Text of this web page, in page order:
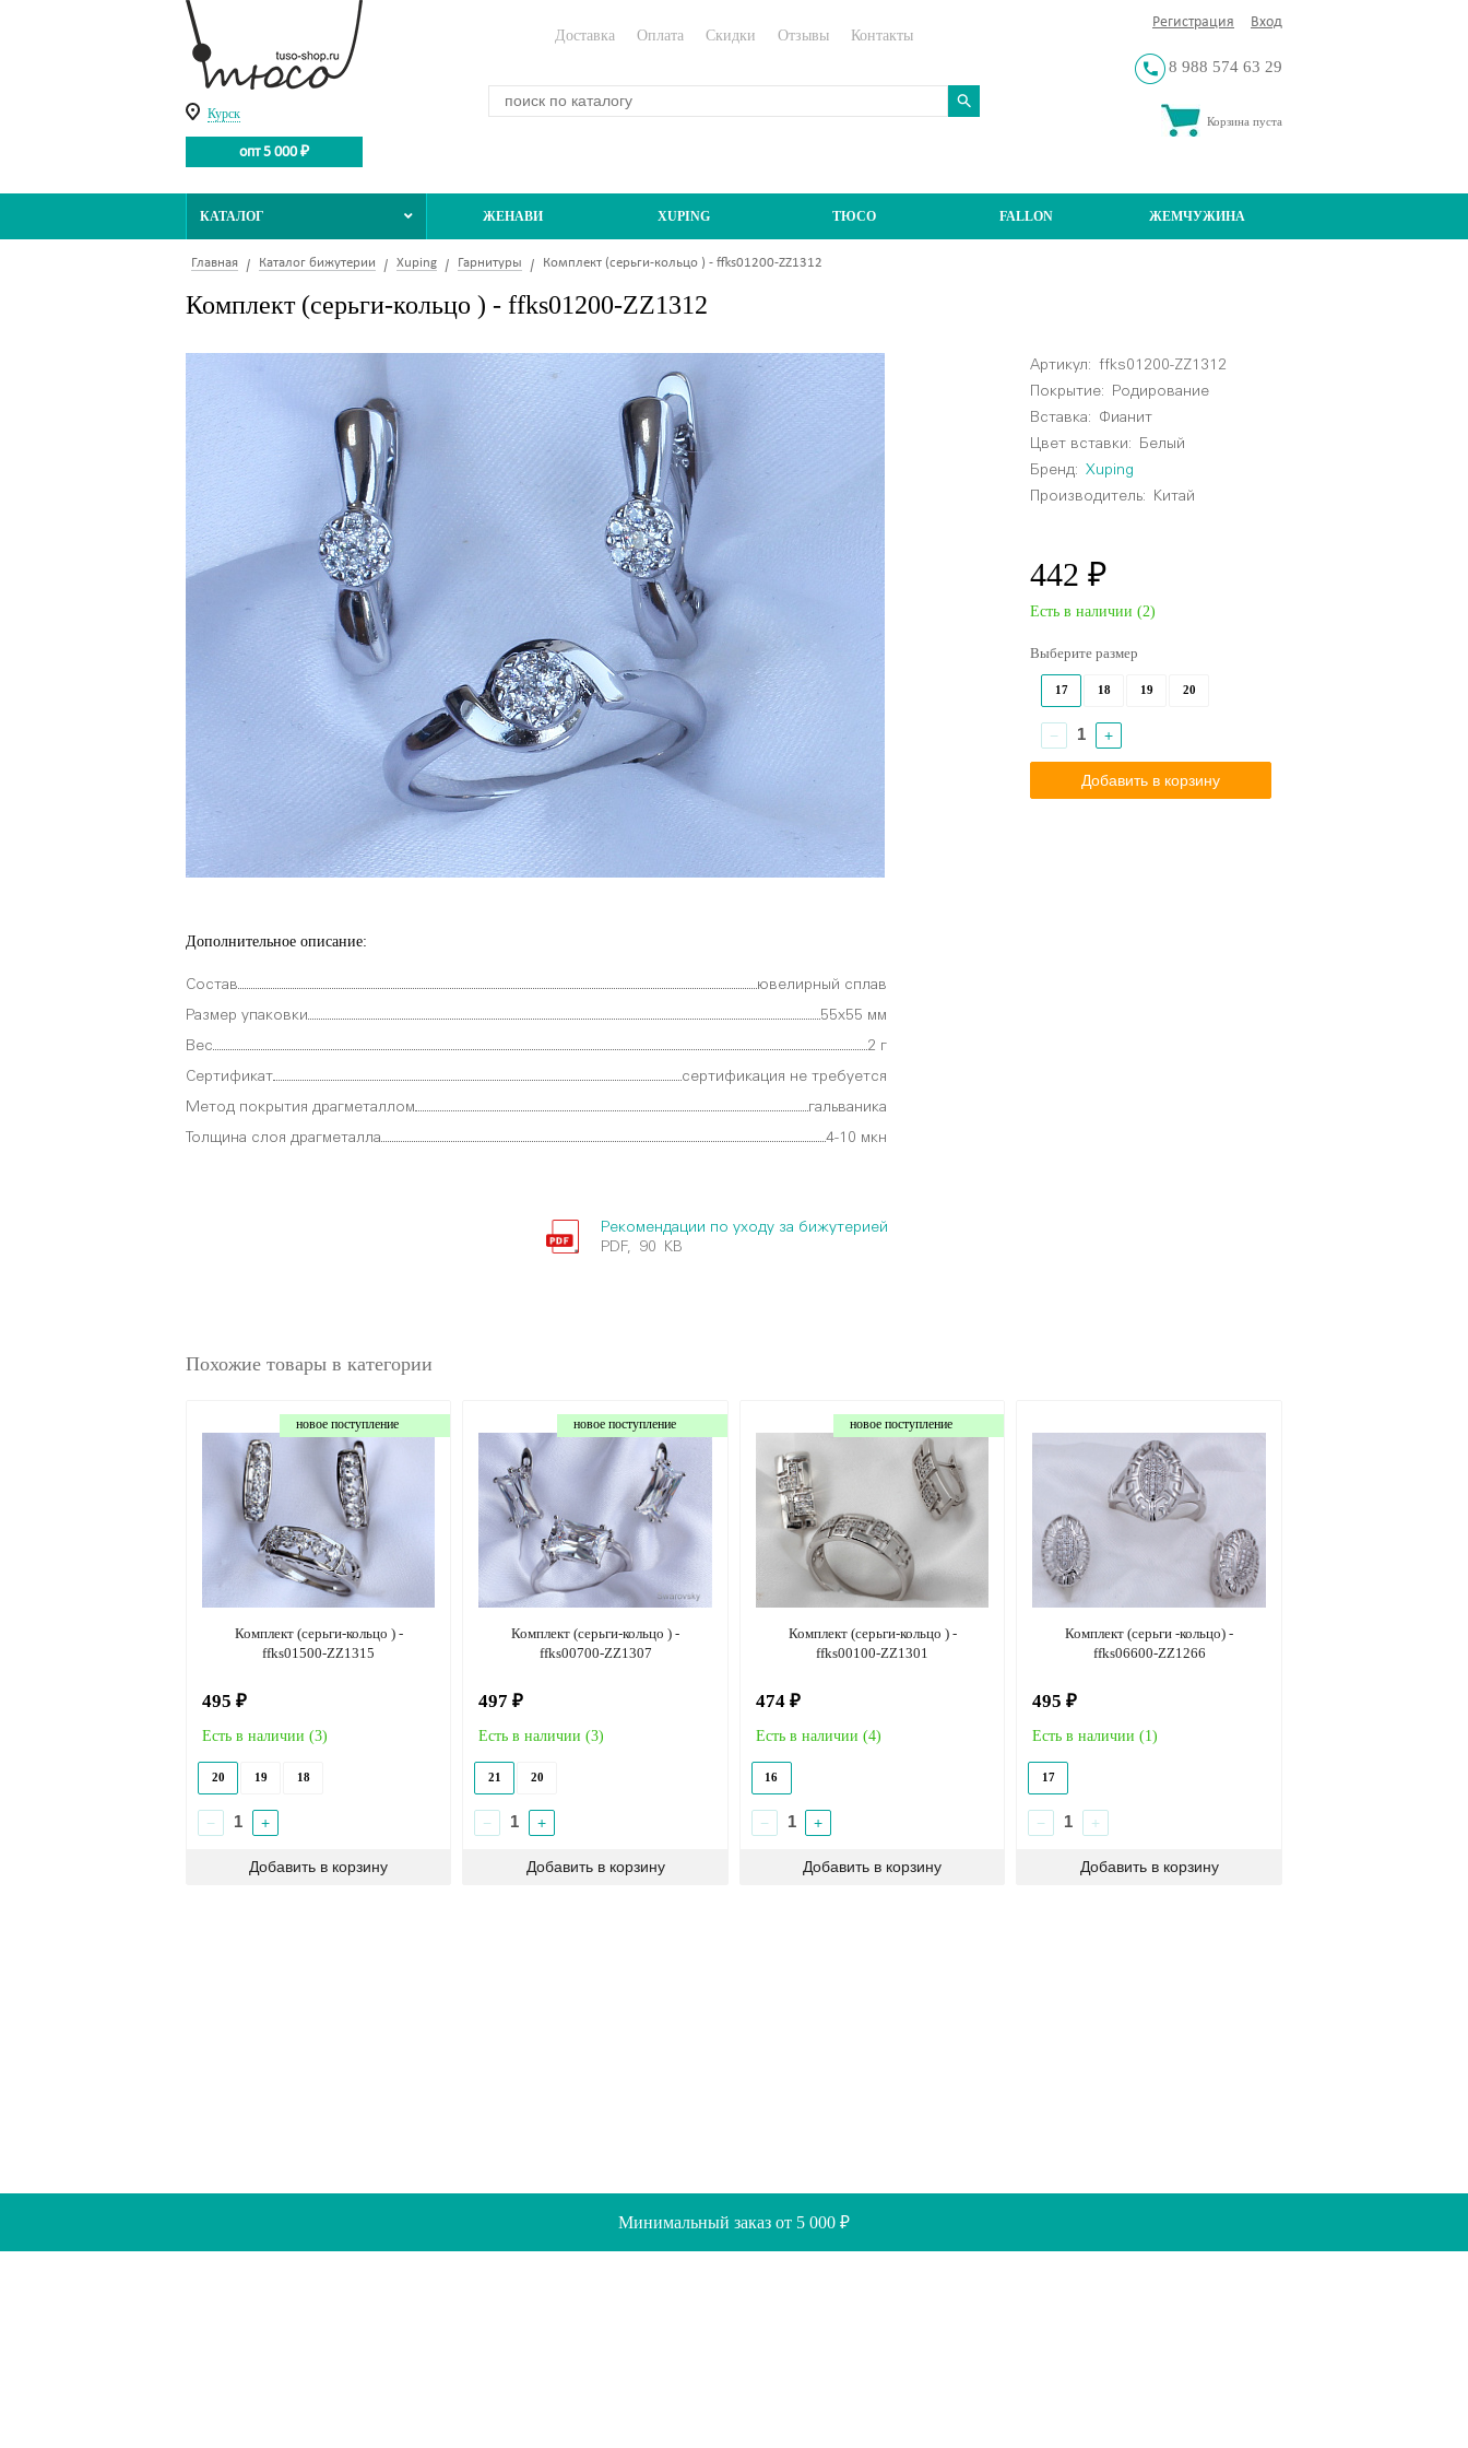
Курск
опт 5 000 ₽
Регистрация Вход
8 988 574 63 29
Корзина пуста
Минимальный заказ от 5 000 ₽
Доставка Оплата Скидки Отзывы Контакты
КАТАЛОГ ЖЕНАВИ XUPING ТЮСО FALLON ЖЕМЧУЖИНА
Главная Каталог бижутерии Xuping Гарнитуры Комплект (серьги-кольцо ) - ffks01200-ZZ1312
Комплект (серьги-кольцо ) - ffks01200-ZZ1312
Артикул:
ffks01200-ZZ1312
Покрытие: Родирование
Вставка: Фианит
Цвет вставки:
Белый
Бренд:
Xuping
Производитель: Китай
442 ₽
Есть в наличии (2)
Выберите размер
17 18 19 20
− +
Дополнительное описание:
Состав ювелирный сплав
Размер упаковки 55х55 мм
Вес 2 г
Сертификат сертификация не требуется
Метод покрытия драгметаллом гальваника
Толщина слоя драгметалла 4-10 мкн
Рекомендации по уходу за бижутерией
PDF, 90 KB
Похожие товары в категории
новое поступление
Комплект (серьги-кольцо ) -
ffks01500-ZZ1315
495 ₽
Есть в наличии (3)
20 19 18
− +
новое поступление
Комплект (серьги-кольцо ) -
ffks00700-ZZ1307
497 ₽
Есть в наличии (3)
21 20
− +
новое поступление
Комплект (серьги-кольцо ) -
ffks00100-ZZ1301
474 ₽
Есть в наличии (4)
16
− +
Комплект (серьги -кольцо) -
ffks06600-ZZ1266
495 ₽
Есть в наличии (1)
17
− +